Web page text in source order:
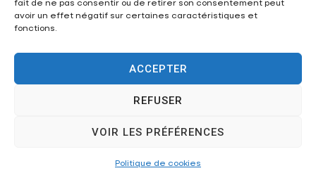
fait de ne pas consentir ou de retirer son consentement peut
avoir un effet négatif sur certaines caractéristiques et
fonctions.
ACCEPTER
REFUSER
VOIR LES PRÉFÉRENCES
Politique de cookies
rencontrent, au cœur d’une ville engagée pour
l’environnement et le bien-être de ses habitants.
DÉMARCHES
PARIS -
Poursuivre la navigation